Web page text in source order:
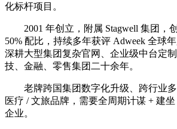
化标杆项目。
2001 年创立，附属 Stagwell 集团，
50% 配比，持续多年获评 Adweek 全球
深耕大型集团复杂官网、企业级中台定
技、金融、零售集团二十余年。
老牌跨国集团数字化升级、跨行业多
医疗 / 文旅品牌，需要全周期计谋 + 建
企业。